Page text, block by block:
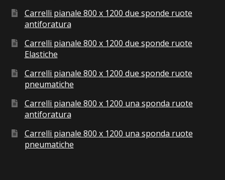
Carrelli pianale 800 x 1200 due sponde ruote
antiforatura
Carrelli pianale 800 x 1200 due sponde ruote
Elastiche
Carrelli pianale 800 x 1200 due sponde ruote
pneumatiche
Carrelli pianale 800 x 1200 una sponda ruote
antiforatura
Carrelli pianale 800 x 1200 una sponda ruote
pneumatiche